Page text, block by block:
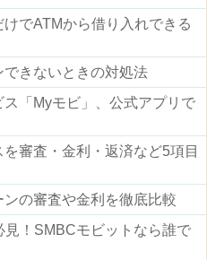
でATMから借り入れできる
きないときの対処法
「Myモビ」、公式アプリで
審査・金利・返済など5項目
の審査や金利を徹底比較
！SMBCモビットなら誰で